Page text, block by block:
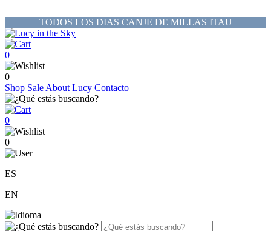
TODOS LOS DIAS CANJE DE MILLAS ITAU
0
0
Shop Sale About Lucy Contacto
0
0
ES
EN